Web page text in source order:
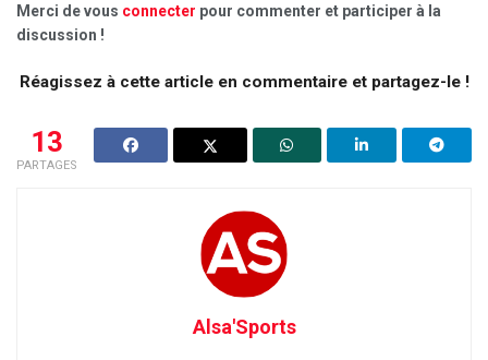
Merci de vous connecter pour commenter et participer à la
discussion !
Réagissez à cette article en commentaire et partagez-le !
13
PARTAGES
Alsa'Sports